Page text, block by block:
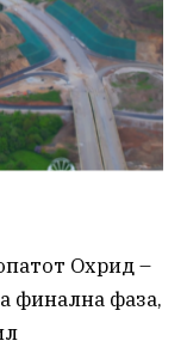
Охрид –
финална фаза,